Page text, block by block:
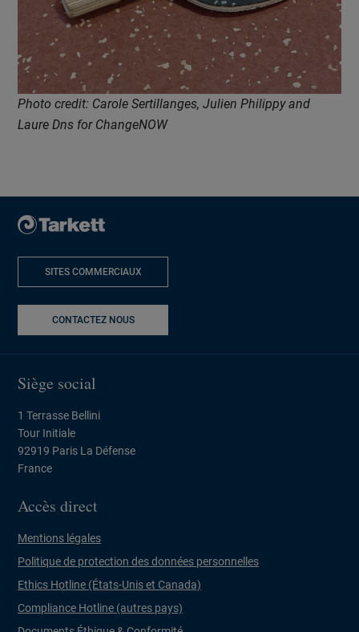
Photo credit: Carole Sertillanges, Julien Philippy and
Laure Dns for ChangeNOW
SITES COMMERCIAUX
CONTACTEZ NOUS
Siège social
1 Terrasse Bellini
Tour Initiale
92919 Paris La Défense
France
Accès direct
Mentions légales
Politique de protection des données personnelles
Ethics Hotline (États-Unis et Canada)
Compliance Hotline (autres pays)